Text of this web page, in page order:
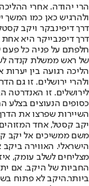
הרי יהודה. אחרי
ולהרגיש כאן כמו
דרך דיפינבקר ויקב
דרך דיפנבייקר היא אחת
חלפתם על פניה כל
של ראש ממשלת קנדה
הליכה רגועה בין יערות
ולהרי ירושלים. זו גם
לירושלים. זו האנדרטה
כסופים הנעוצים בצלע
השיירות שפרצו את
יקב קסטל, אחד המזוהים
משם ממשיכים אל יקב
הישראלי. האווירה
מצליחים לשלב עומק,
החביות של היקב. אם
ביותר.היקב לא פתוח